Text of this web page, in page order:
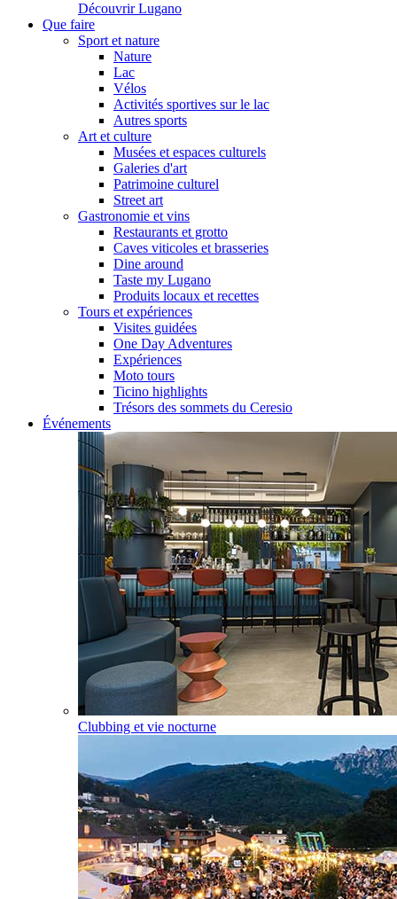
Découvrir Lugano
Que faire
Sport et nature
Nature
Lac
Vélos
Activités sportives sur le lac
Autres sports
Art et culture
Musées et espaces culturels
Galeries d'art
Patrimoine culturel
Street art
Gastronomie et vins
Restaurants et grotto
Caves viticoles et brasseries
Dine around
Taste my Lugano
Produits locaux et recettes
Tours et expériences
Visites guidées
One Day Adventures
Expériences
Moto tours
Ticino highlights
Trésors des sommets du Ceresio
Événements
Clubbing et vie nocturne